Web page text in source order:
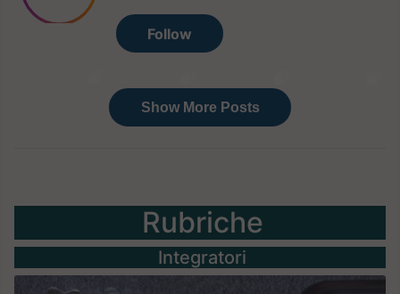
Rubriche
Integratori